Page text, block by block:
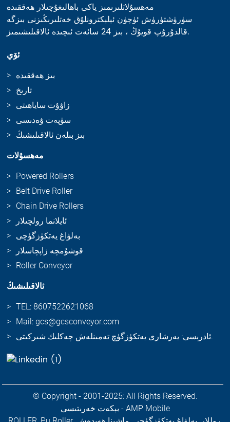
مەھسۇلاتلىرىمىز ياكى باھالىغۇچىلار ھەققىدە
سۈرۈشتۈرۈش ئۈچۈن ئېلېكترونلۇق خەتلىرىڭىزنى بىزگە
قالدۇرۇپ قويۇڭ ، بىز 24 سائەت ئىچىدە ئالاقىلىشىمىز.
ئۆي
بىز ھەققىدە
تارىخ
زاۋۇت ساياھىتى
سۈپەت ۋەدىسى
بىز بىلەن ئالاقىلىشىڭ
مەھسۇلات
Powered Rollers
Belt Drive Roller
Chain Drive Rollers
ئايلانما رولچىلار
بەلۋاغ يەتكۈزگۈچى
قوشۇمچە زاپچاسلار
Roller Conveyor
ئالاقىلىشىڭ
TEL: 8607522621068
Mail: gcs@gcsconveyor.com
ئادرېسى: يەرشارى يەتكۈزگۈچ تەمىنلەش چەكلىك شىركىتى.
© Copyright - 2001-2025: All Rights Reserved.
بېكەت خەرىتىسى - AMP Mobile